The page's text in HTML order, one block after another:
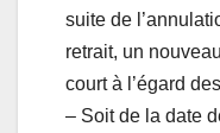
suite de
retrait, un
court à l’égard
– Soit de la date